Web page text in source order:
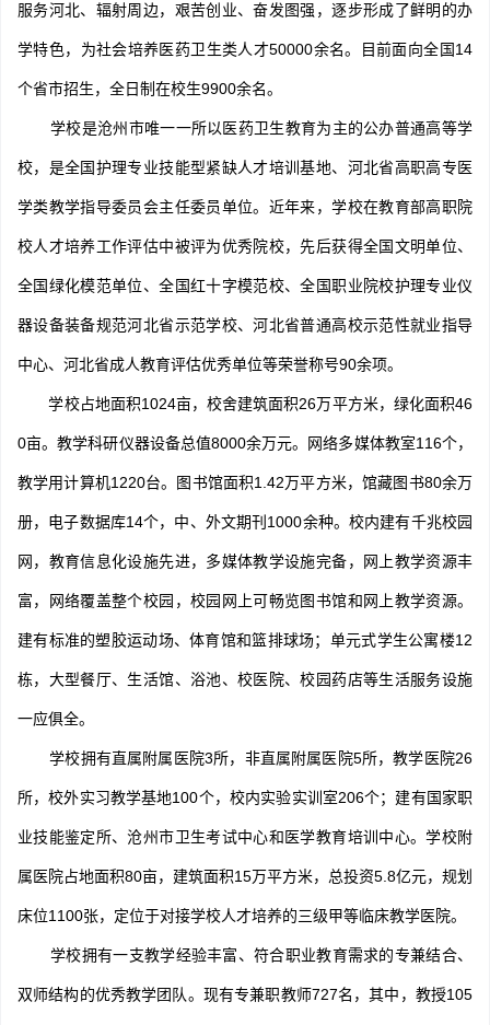
服务河北、辐射周边，艰苦创业、奋发图强，逐步形成了鲜明的办
学特色，为社会培养医药卫生类人才50000余名。目前面向全国14
个省市招生，全日制在校生9900余名。
学校是沧州市唯一一所以医药卫生教育为主的公办普通高等学
校，是全国护理专业技能型紧缺人才培训基地、河北省高职高专医
学类教学指导委员会主任委员单位。近年来，学校在教育部高职院
校人才培养工作评估中被评为优秀院校，先后获得全国文明单位、
全国绿化模范单位、全国红十字模范校、全国职业院校护理专业仪
器设备装备规范河北省示范学校、河北省普通高校示范性就业指导
中心、河北省成人教育评估优秀单位等荣誉称号90余项。
学校占地面积1024亩，校舍建筑面积26万平方米，绿化面积46
0亩。教学科研仪器设备总值8000余万元。网络多媒体教室116个，
教学用计算机1220台。图书馆面积1.42万平方米，馆藏图书80余万
册，电子数据库14个，中、外文期刊1000余种。校内建有千兆校园
网，教育信息化设施先进，多媒体教学设施完备，网上教学资源丰
富，网络覆盖整个校园，校园网上可畅览图书馆和网上教学资源。
建有标准的塑胶运动场、体育馆和篮排球场；单元式学生公寓楼12
栋，大型餐厅、生活馆、浴池、校医院、校园药店等生活服务设施
一应俱全。
学校拥有直属附属医院3所，非直属附属医院5所，教学医院26
所，校外实习教学基地100个，校内实验实训室206个；建有国家职
业技能鉴定所、沧州市卫生考试中心和医学教育培训中心。学校附
属医院占地面积80亩，建筑面积15万平方米，总投资5.8亿元，规划
床位1100张，定位于对接学校人才培养的三级甲等临床教学医院。
学校拥有一支教学经验丰富、符合职业教育需求的专兼结合、
双师结构的优秀教学团队。现有专兼职教师727名，其中，教授105